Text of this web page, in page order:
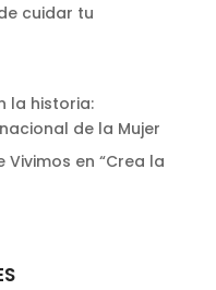
cuidar tu
la historia:
de la Mujer
Vivimos en “Crea la